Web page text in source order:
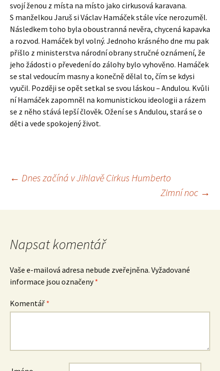
svojí ženou z místa na místo jako cirkusová karavana.
S manželkou Jaruš si Václav Hamáček stále více nerozuměl.
Následkem toho byla oboustranná nevěra, chycená kapavka
a rozvod. Hamáček byl volný. Jednoho krásného dne mu pak
přišlo z ministerstva národní obrany stručné oznámení, že
jeho žádosti o převedení do zálohy bylo vyhověno. Hamáček
se stal vedoucím masny a konečně dělal to, čím se kdysi
vyučil. Později se opět setkal se svou láskou – Andulou. Kvůli
ní Hamáček zapomněl na komunistickou ideologii a rázem
se z něho stává lepší člověk. Ožení se s Andulou, stará se o
děti a vede spokojený život.
Navigace
pro
příspěvek
← Dnes začíná v Jihlavě Cirkus Humberto
Zimní noc →
Napsat komentář
Vaše e-mailová adresa nebude zveřejněna. Vyžadované
informace jsou označeny*
Komentář *